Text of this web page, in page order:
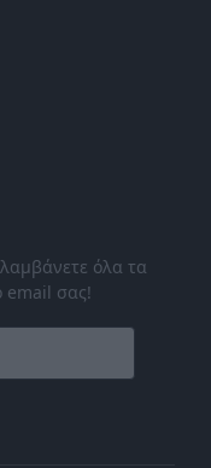
όλα τα
email σας!